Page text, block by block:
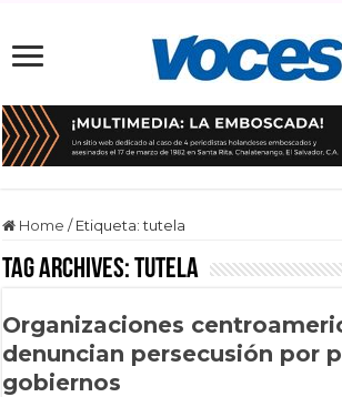
Home / Etiqueta:tutela
Tag Archives:tutela
Organizaciones
denuncian persecusión por
gobiernos